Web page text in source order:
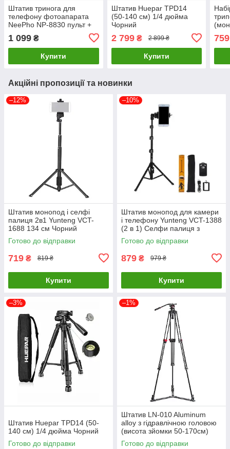
Штатив тринога для
телефону фотоапарата
NeePho NP-8830 пульт +
чохол (54-155см) Чорний
1 099 ₴
Купити
Штатив Huepar TPD14
(50-140 см) 1/4 дюйма
Чорний
2 799₴ 2 899 ₴
Купити
288)
759
Акційні пропозиції та новинки
–12%
Штатив монопод і селфі
палиця 2в1 Yunteng VCT-
1688 134 см Чорний
Готово до відправки
719 ₴ 819 ₴
Купити
–10%
Штатив монопод для камери
і телефону Yunteng VCT-1388
(2 в 1) Селфи палиця з
пультом
Готово до відправки
879 ₴ 979 ₴
Купити
–3%
Штатив Huepar TPD14 (50-
140 см) 1/4 дюйма Чорний
Готово до відправки
–1%
Штатив LN-010 Aluminum
alloy з гідравлічною головою
(висота зйомки 50-170см)
Готово до відправки